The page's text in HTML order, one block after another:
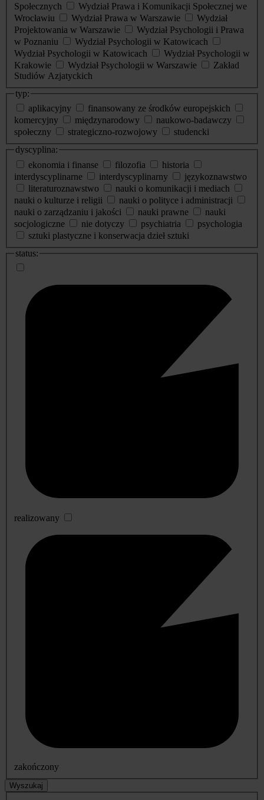
Społecznych
Wydział Prawa i Komunikacji Społecznej we
Wrocławiu
Wydział Prawa w Warszawie
Wydział
Projektowania w Warszawie
Wydział Psychologii i Prawa
w Poznaniu
Wydział Psychologii w Katowicach
Wydział Psychologii w Katowicach
Wydział Psychologii w
Krakowie
Wydział Psychologii w Warszawie
Zakład
Studiów Azjatyckich
typ:
aplikacyjny
finansowany ze środków europejskich
komercyjny
międzynarodowy
naukowo-badawczy
społeczny
strategiczno-rozwojowy
studencki
dyscyplina:
ekonomia i finanse
filozofia
historia
interdyscyplinarne
interdyscyplinarny
językoznawstwo
literaturoznawstwo
nauki o komunikacji i mediach
nauki o kulturze i religii
nauki o polityce i administracji
nauki o zarządzaniu i jakości
nauki prawne
nauki
socjologiczne
nie dotyczy psychiatria
psychologia
sztuki plastyczne i konserwacja dzieł sztuki
status:
realizowany
zakończony
Wyszukaj